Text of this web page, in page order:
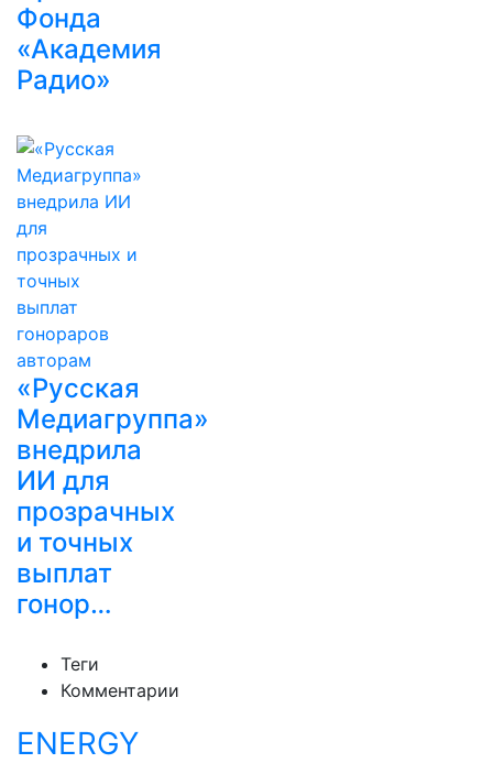
Фонда
«Академия
Радио»
«Русская
Медиагруппа»
внедрила
ИИ для
прозрачных
и точных
выплат
гонор…
Теги
Комментарии
ENERGY